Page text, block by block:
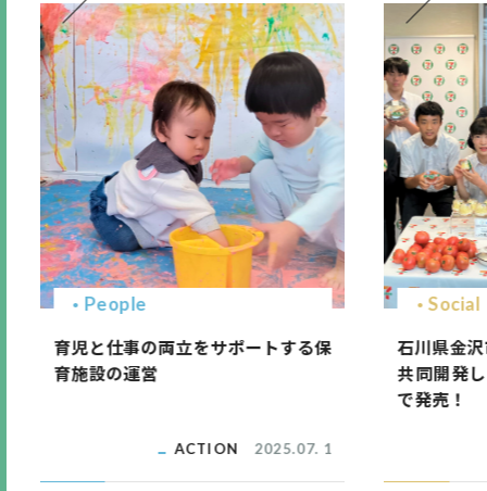
People
育児と仕事の両立をサポートする保
育施設の運営
ACTION 2025.07. 1
Social
石川県金
共同開発
で発売！